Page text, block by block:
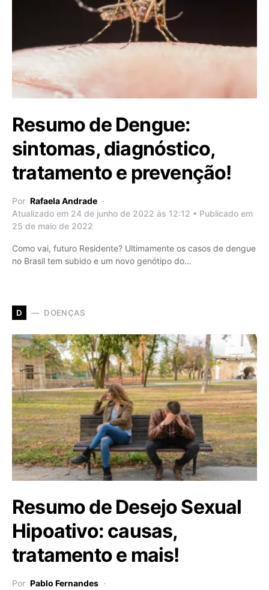
Resumo de Dengue:
sintomas, diagnóstico,
tratamento e prevenção!
Por Rafaela Andrade
Atualizado em 24 de junho de 2022 às 12:12 • Publicado em
25 de maio de 2022
Como vai, futuro Residente? Ultimamente os casos de dengue
no Brasil tem subido e um novo genótipo do…
D DOENÇAS
Resumo de Desejo Sexual
Hipoativo: causas,
tratamento e mais!
Por Pablo Fernandes